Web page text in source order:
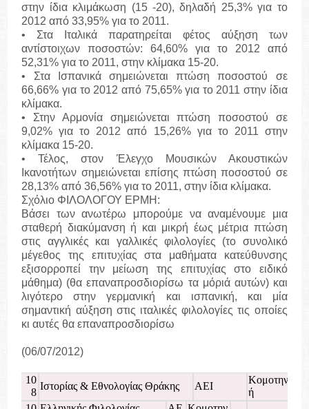
στην ίδια κλιμάκωση (15 -20), δηλαδή 25,3% για το
2012 από 33,95% για το 2011.
• Στα Ιταλικά παρατηρείται φέτος αύξηση των
αντίστοιχων ποσοστών: 64,60% για το 2012 από
52,31% για το 2011, στην κλίμακα 15-20.
• Στα Ισπανικά σημειώνεται πτώση ποσοστού σε
66,66% για το 2012 από 75,65% για το 2011 στην ίδια
κλίμακα.
• Στην Αρμονία σημειώνεται πτώση ποσοστού σε
9,02% για το 2012 από 15,26% για το 2011 στην
κλίμακα 15-20.
• Τέλος, στον Έλεγχο Μουσικών Ακουστικών
Ικανοτήτων σημειώνεται επίσης πτώση ποσοστού σε
28,13% από 36,56% για το 2011, στην ίδια κλίμακα.
Σχόλιο ΦΙΛΟΛΟΓΟΥ ΕΡΜΗ:
Βάσει των ανωτέρω μπορούμε να αναμένουμε μια
σταθερή διακύμανση ή και μικρή έως μέτρια πτώση
στις αγγλικές και γαλλικές φιλολογίες (το συνολικό
μέγεθος της επιτυχίας στα μαθήματα κατεύθυνσης
εξισορροπεί την μείωση της επιτυχίας στο ειδικό
μάθημα) (θα επαναπροσδιορίσω τα μόριά αυτών) και
λιγότερο στην γερμανική και ισπανική, και μία
σημαντική αύξηση στις ιταλικές φιλολογίες τις οποίες
κι αυτές θα επαναπροσδιορίσω
(06/07/2012)
10
8
Ιστορίας & Εθνολογίας Θράκης ΑΕΙ
Κομοτην
ή